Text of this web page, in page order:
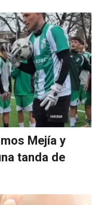
Mejía y
tanda de